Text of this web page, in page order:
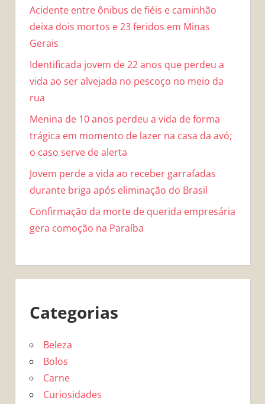
Acidente entre ônibus de fiéis e caminhão
deixa dois mortos e 23 feridos em Minas
Gerais
Identificada jovem de 22 anos que perdeu a
vida ao ser alvejada no pescoço no meio da
rua
Menina de 10 anos perdeu a vida de forma
trágica em momento de lazer na casa da avó;
o caso serve de alerta
Jovem perde a vida ao receber garrafadas
durante briga após eliminação do Brasil
Confirmação da morte de querida empresária
gera comoção na Paraíba
Categorias
Beleza
Bolos
Carne
Curiosidades